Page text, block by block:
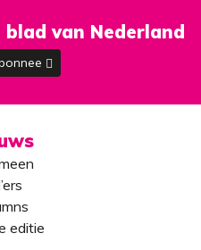
van Nederland
editie